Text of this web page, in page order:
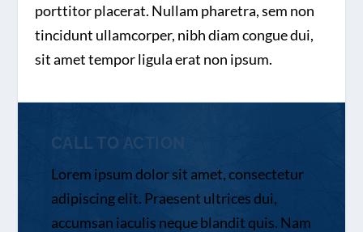
porttitor placerat. Nullam pharetra, sem non
tincidunt ullamcorper, nibh diam congue dui,
sit amet tempor ligula erat non ipsum.
CALL TO ACTION
Lorem ipsum dolor sit amet, consectetur
adipiscing elit. Praesent ultrices dui,
accumsan iaculis neque blandit quis. Nam